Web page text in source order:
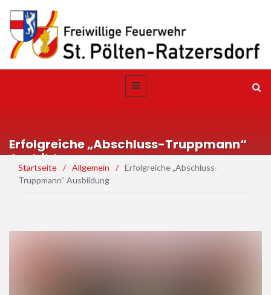
Erfolgreiche „Abschluss-Truppmann“
Ausbildung
Startseite / Allgemein / Erfolgreiche „Abschluss-
Truppmann“ Ausbildung